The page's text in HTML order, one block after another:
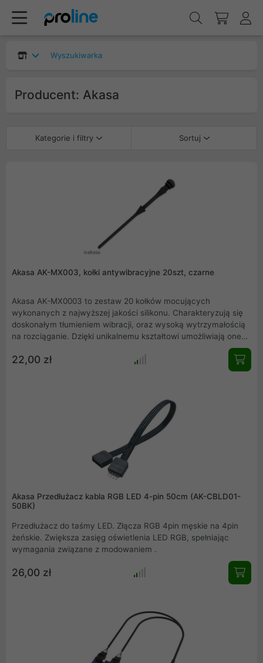
Wyszukiwarka
Producent: Akasa
Kategorie i filtry Sortuj
Akasa AK-MX003, kołki antywibracyjne 20szt, czarne
Akasa AK-MX0003 to zestaw 20 kołków mocujących
wykonanych z najwyższej jakości silikonu. Charakteryzują się
doskonałym tłumieniem wibracji, oraz wysoką wytrzymałością
na rozciąganie. Dzięki unikalnemu kształtowi umożliwiają one
zamontowanie w obudowie nie tylko samego wentylatora, ale
również grilla.
22,00 zł
Akasa Przedłużacz kabla RGB LED 4-pin 50cm (AK-CBLD01-
50BK)
Przedłużacz do taśmy LED. Złącza RGB 4pin męskie na 4pin
żeńskie. Zwiększa zasięg oświetlenia LED RGB, spełniając
wymagania związane z modowaniem .
26,00 zł